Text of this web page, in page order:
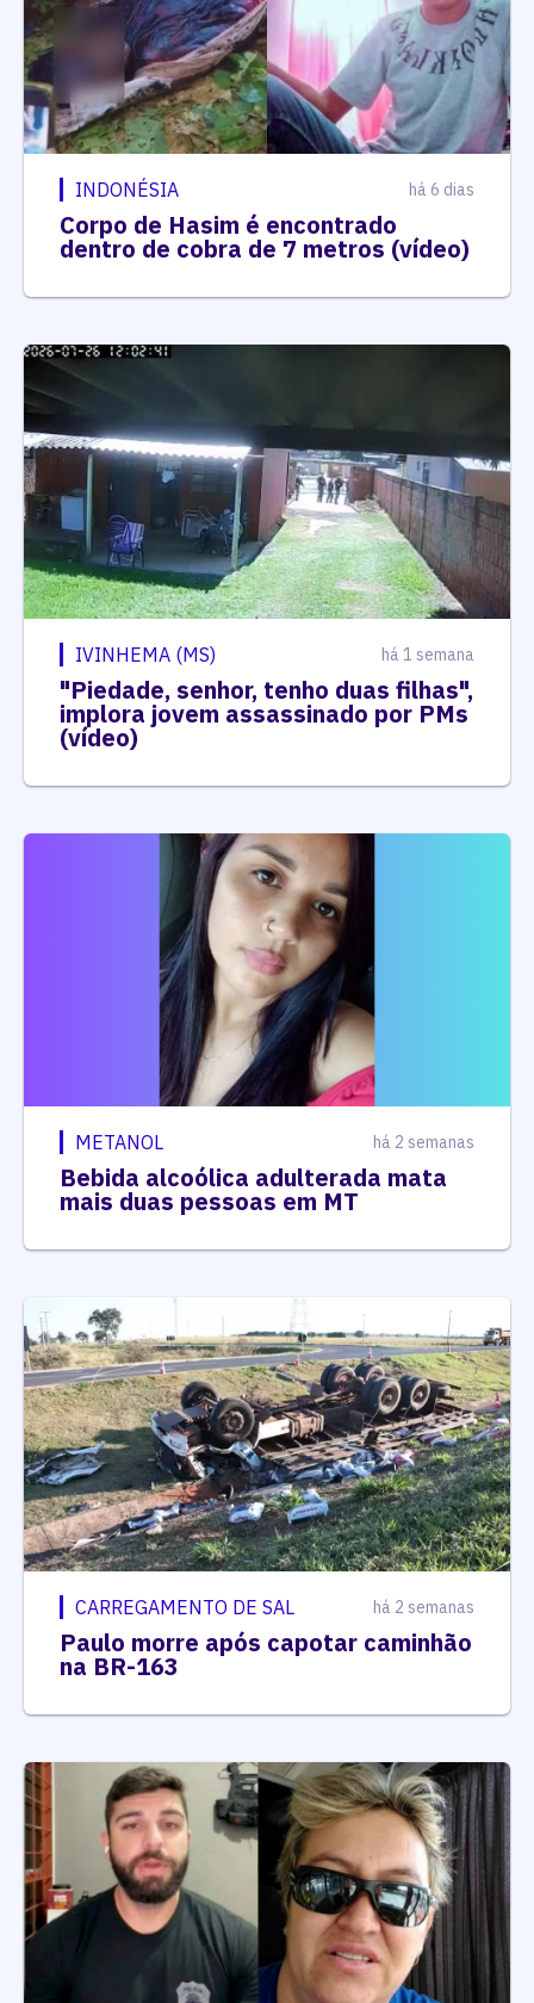
INDONÉSIA há 6 dias
Corpo de Hasim é encontrado
dentro de cobra de 7 metros (vídeo)
IVINHEMA (MS) há 1 semana
"Piedade, senhor, tenho duas filhas",
implora jovem assassinado por PMs
(vídeo)
METANOL há 2 semanas
Bebida alcoólica adulterada mata
mais duas pessoas em MT
CARREGAMENTO DE SAL há 2 semanas
Paulo morre após capotar caminhão
na BR-163